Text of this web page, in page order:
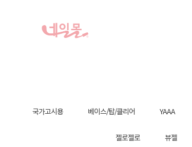
국가고시용 베이스/탑/클리어 YAAA
젤로젤로 뷰젤